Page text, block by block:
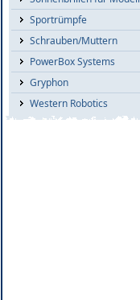
Sportrümpfe
Schrauben/Muttern
PowerBox Systems
Gryphon
Western Robotics